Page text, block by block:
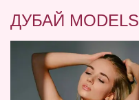
ДУБАЙ MODELS